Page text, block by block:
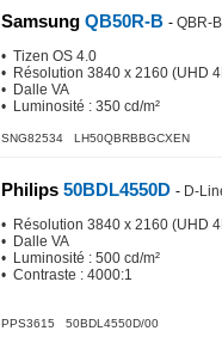
Samsung QB50R-B - QBR-
• Tizen OS 4.0
• Résolution 3840 x 2160 (UHD
• Dalle VA
• Luminosité : 350 cd/m²
SNG82534 LH50QBRBBGCXEN
Philips 50BDL4550D - D-
• Résolution 3840 x 2160 (UHD
• Dalle VA
• Luminosité : 500 cd/m²
• Contraste : 4000:1
PPS3615 50BDL4550D/00